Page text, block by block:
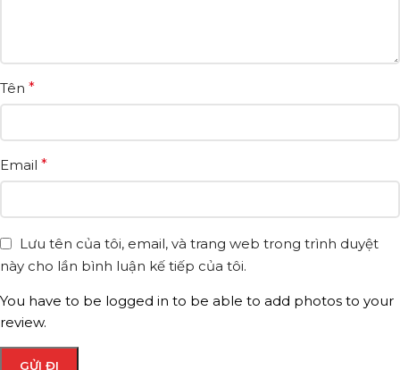
Tên *
Email *
Lưu tên của tôi, email, và trang web trong trình duyệt
này cho lần bình luận kế tiếp của tôi.
You have to be logged in to be able to add photos to your
review.